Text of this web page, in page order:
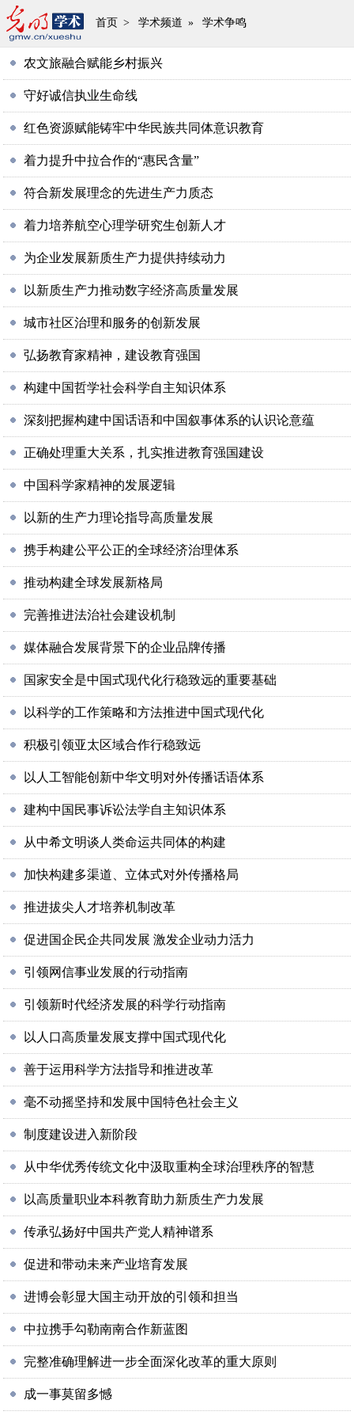
首页 > 学术频道 » 学术争鸣
农文旅融合赋能乡村振兴
守好诚信执业生命线
红色资源赋能铸牢中华民族共同体意识教育
着力提升中拉合作的“惠民含量”
符合新发展理念的先进生产力质态
着力培养航空心理学研究生创新人才
为企业发展新质生产力提供持续动力
以新质生产力推动数字经济高质量发展
城市社区治理和服务的创新发展
弘扬教育家精神，建设教育强国
构建中国哲学社会科学自主知识体系
深刻把握构建中国话语和中国叙事体系的认识论意蕴
正确处理重大关系，扎实推进教育强国建设
中国科学家精神的发展逻辑
以新的生产力理论指导高质量发展
携手构建公平公正的全球经济治理体系
推动构建全球发展新格局
完善推进法治社会建设机制
媒体融合发展背景下的企业品牌传播
国家安全是中国式现代化行稳致远的重要基础
以科学的工作策略和方法推进中国式现代化
积极引领亚太区域合作行稳致远
以人工智能创新中华文明对外传播话语体系
建构中国民事诉讼法学自主知识体系
从中希文明谈人类命运共同体的构建
加快构建多渠道、立体式对外传播格局
推进拔尖人才培养机制改革
促进国企民企共同发展 激发企业动力活力
引领网信事业发展的行动指南
引领新时代经济发展的科学行动指南
以人口高质量发展支撑中国式现代化
善于运用科学方法指导和推进改革
毫不动摇坚持和发展中国特色社会主义
制度建设进入新阶段
从中华优秀传统文化中汲取重构全球治理秩序的智慧
以高质量职业本科教育助力新质生产力发展
传承弘扬好中国共产党人精神谱系
促进和带动未来产业培育发展
进博会彰显大国主动开放的引领和担当
中拉携手勾勒南南合作新蓝图
完整准确理解进一步全面深化改革的重大原则
成一事莫留多憾